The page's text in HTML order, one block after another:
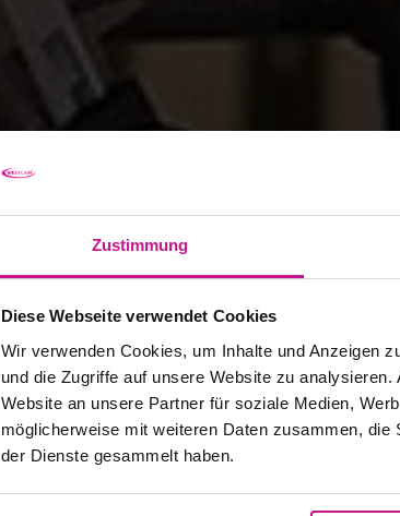
Zustimmung
Diese Webseite verwendet Cookies
Wir verwenden Cookies, um Inhalte und Anzeigen
und die Zugriffe auf unsere Website zu
Website an unsere Partner für soziale Medien,
möglicherweise mit weiteren Daten zusammen,
der Dienste gesammelt haben.